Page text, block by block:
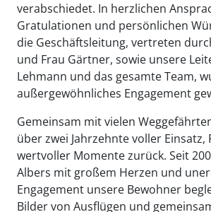
verabschiedet. In herzlichen
Gratulationen und persönlichen
die Geschäftsleitung, vertreten
und Frau Gärtner, sowie unsere
Lehmann und das gesamte Team,
außergewöhnliches Engagement
Gemeinsam mit vielen
über zwei Jahrzehnte voller Einsatz,
wertvoller Momente zurück. Seit
Albers mit großem Herzen und
Engagement unsere Bewohner
Bilder von Ausflügen und